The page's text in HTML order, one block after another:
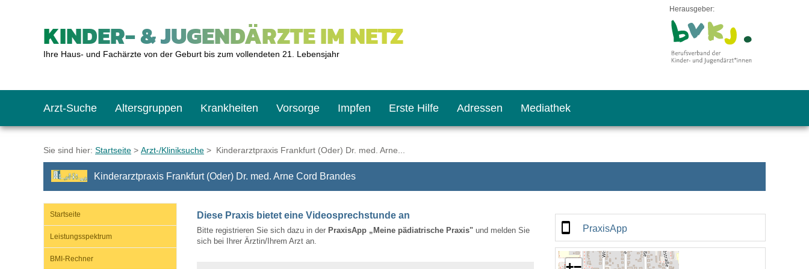
KINDER- & JUGENDÄRZTE IM NETZ
Ihre Haus- und Fachärzte von der Geburt bis zum vollendeten 21. Lebensjahr
Herausgeber:
Arzt-Suche Altersgruppen
Das erste Jahr
Schulkinder
Krankheiten Vorsorge
Baby: U1 bis U6
Schulkind: U10 bis U11
Impfen
Impfkalender
Was muss man beachten?
Erste Hilfe
Notrufnummern
Hausapotheke
Adressen
Notdienste
Gesundheitsämter
Mediathek
BMI-Rechner
Blutdruckrechner
Sie sind hier: Startseite > Arzt-/Kliniksuche > Kinderarztpraxis Frankfurt (Oder) Dr. med. Arne...
Kinderarztpraxis Frankfurt (Oder) Dr. med. Arne Cord Brandes
Startseite
Leistungsspektrum
BMI-Rechner
Diese Praxis bietet eine Videosprechstunde an
Bitte registrieren Sie sich dazu in der PraxisApp „Meine pädiatrische Praxis" und melden Sie
sich bei Ihrer Ärztin/Ihrem Arzt an.
PraxisApp